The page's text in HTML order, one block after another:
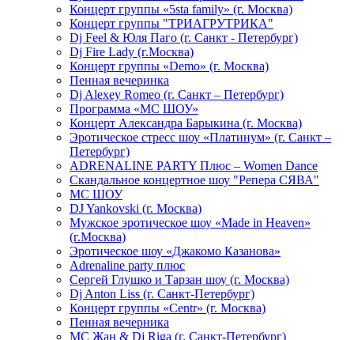
Концерт группы «5sta family» (г. Москва)
Концерт группы "ТРИАГРУТРИКА"
Dj Feel & Юля Паго (г. Санкт - Петербург)
Dj Fire Lady (г.Москва)
Концерт группы «Demo» (г. Москва)
Пенная вечеринка
Dj Alexey Romeo (г. Санкт – Петербург)
Программа «МС ШОУ»
Концерт Александра Барыкина (г. Москва)
Эротическое стресс шоу «Платинум» (г. Санкт –
Петербург)
ADRENALINE PARTY Плюс – Women Dance
Скандальное концертное шоу "Репера СЯВА"
МС ШОУ
DJ Yankovski (г. Москва)
Мужское эротическое шоу «Made in Heaven»
(г.Москва)
Эротическое шоу «Джакомо Казанова»
Adrenaline party плюс
Сергей Глушко и Тарзан шоу (г. Москва)
Dj Anton Liss (г. Санкт-Петербург)
Концерт группы «Centr» (г. Москва)
Пенная вечерника
МС Жан & Dj Riga (г. Санкт-Петербург)